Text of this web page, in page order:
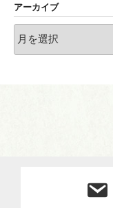
アーカイブ
ー